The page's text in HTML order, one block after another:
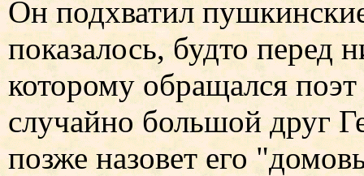
Он подхватил
показалось, будто
которому обращался
случайно большой друг
позже назовет его